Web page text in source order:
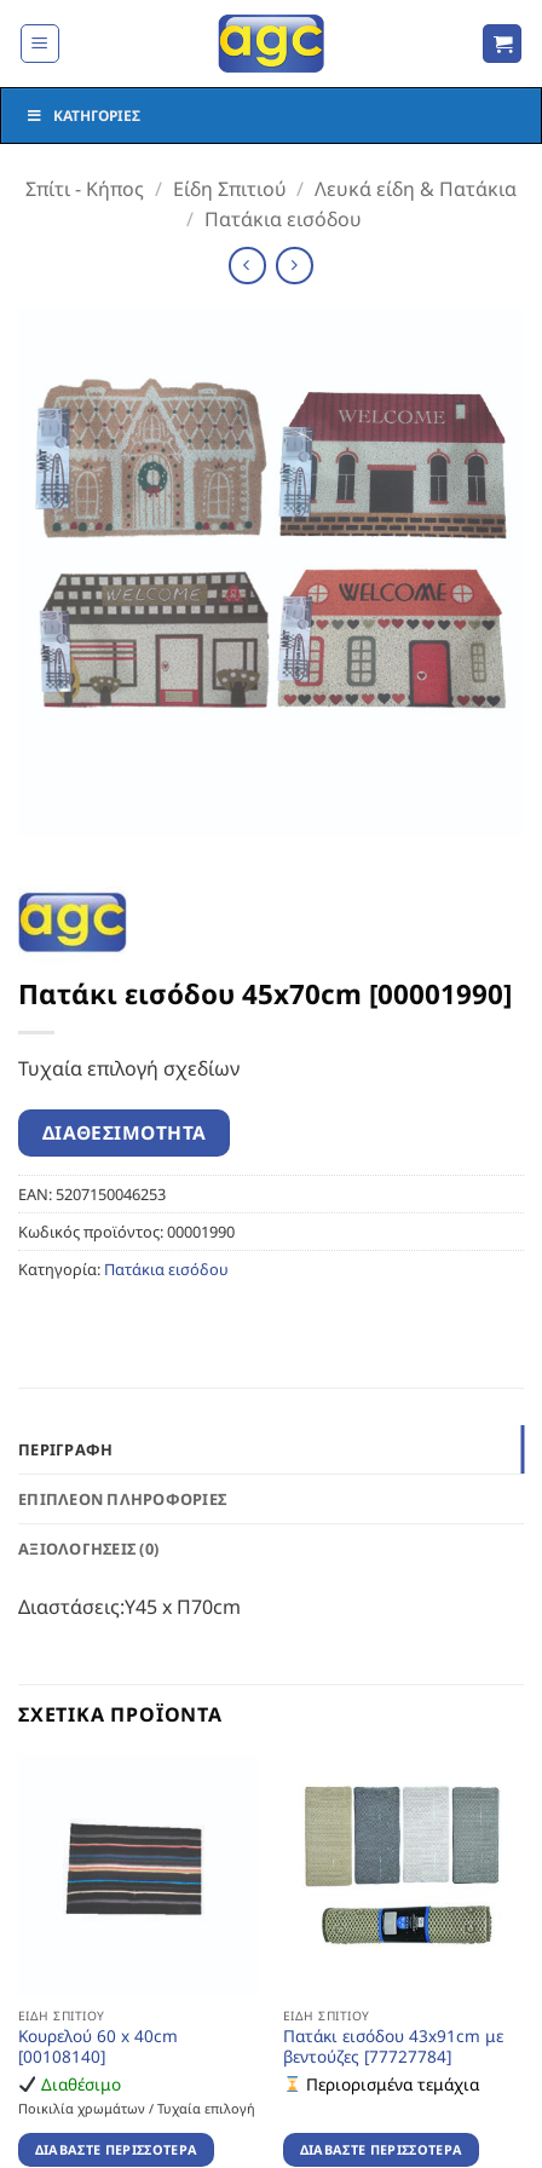
στο
ΚΑΤΗΓΟΡΊΕΣ
Σπίτι - Κήπος / Είδη Σπιτιού / Λευκά είδη & Πατάκια
/ Πατάκια εισόδου
Πατάκι εισόδου 45x70cm [00001990]
Τυχαία επιλογή σχεδίων
EAN:5207150046253
Κωδικός προϊόντος:00001990
Κατηγορία: Πατάκια εισόδου
ΠΕΡΙΓΡΑΦΉ
ΕΠΙΠΛΈΟΝ ΠΛΗΡΟΦΟΡΊΕΣ
ΑΞΙΟΛΟΓΉΣΕΙΣ (0)
Διαστάσεις:Υ45 x Π70cm
ΣΧΕΤΙΚΆ ΠΡΟΪΌΝΤΑ
ΕΊΔΗ ΣΠΙΤΙΟΎ
Κουρελού 60 x 40cm
[00108140]
Διαθέσιμο
Ποικιλία χρωμάτων / Τυχαία επιλογή
ΔΙΑΒΆΣΤΕ ΠΕΡΙΣΣΌΤΕΡΑ
ΕΊΔΗ ΣΠΙΤΙΟΎ
Πατάκι εισόδου 43x91cm με
βεντούζες [77727784]
Περιορισμένα τεμάχια
ΔΙΑΒΆΣΤΕ ΠΕΡΙΣΣΌΤΕΡΑ